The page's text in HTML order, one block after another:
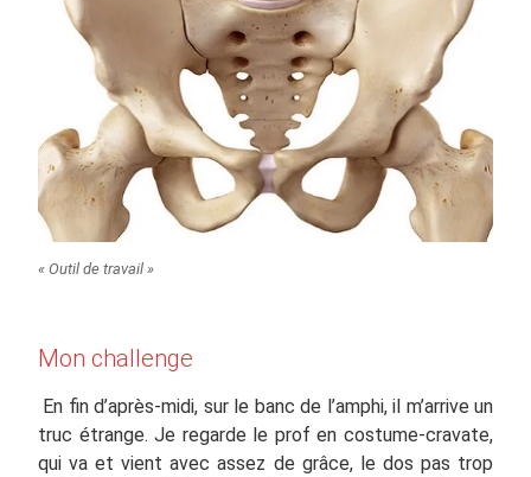
« Outil de travail »
Mon challenge
En fin d’après-midi, sur le banc de l’amphi, il m’arrive un
truc étrange. Je regarde le prof en costume-cravate,
qui va et vient avec assez de grâce, le dos pas trop